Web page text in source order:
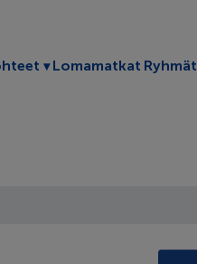
Toggle submenu
Lomamatkat Ryhmät